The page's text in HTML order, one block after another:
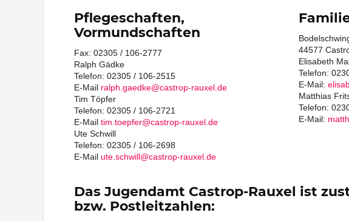
Pflegeschaften,
Vormundschaften
Fax: 02305 / 106-2777
Ralph Gädke
Telefon: 02305 / 106-2515
E-Mail ralph.gaedke@castrop-rauxel.de
Tim Töpfer
Telefon: 02305 / 106-2721
E-Mail tim.toepfer@castrop-rauxel.de
Ute Schwill
Telefon: 02305 / 106-2698
E-Mail ute.schwill@castrop-rauxel.de
44577
Elisabeth
Telefon:
E-Mail:
Matthias
Telefon:
E-Mail:
Das Jugendamt Castrop-Rauxel ist
bzw. Postleitzahlen: